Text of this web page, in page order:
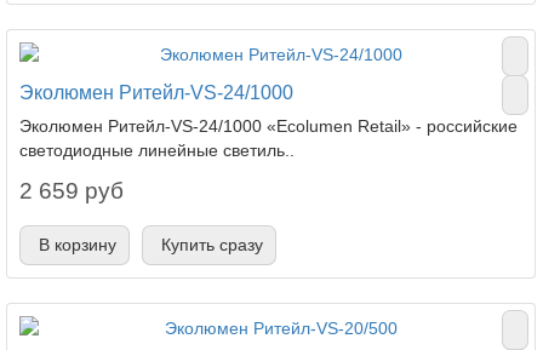
Эколюмен Ритейл-VS-24/1000
Эколюмен Ритейл-VS-24/1000 «Ecolumen Retail» - российские
светодиодные линейные светиль..
2 659 руб
В корзину Купить сразу